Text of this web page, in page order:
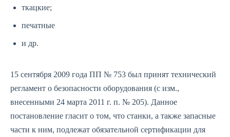
ткацкие;
печатные
и др.
15 сентября 2009 года ПП № 753 был принят технический
регламент о безопасности оборудования (с изм.,
внесенными 24 марта 2011 г. п. № 205). Данное
постановление гласит о том, что станки, а также запасные
части к ним, подлежат обязательной сертификации для